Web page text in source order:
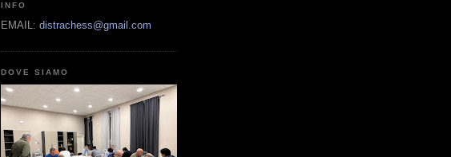
INFO
EMAIL: distrachess@gmail.com
DOVE SIAMO